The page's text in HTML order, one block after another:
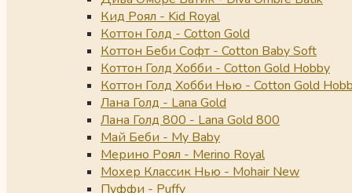
Кид Роял - Kid Royal
Коттон Голд - Cotton Gold
Коттон Беби Софт - Cotton Baby Soft
Коттон Голд Хобби - Cotton Gold Hobby
Коттон Голд Хобби Нью - Cotton Gold
Лана Голд - Lana Gold
Лана Голд 800 - Lana Gold 800
Май Беби - My Baby
Мерино Роял - Merino Royal
Мохер Классик Нью - Mohair New
Пуффи - Puffy